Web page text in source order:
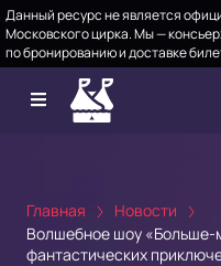
Данный ресурс не является
Московского цирка. Мы —
по бронированию и доставке
Главная
Новости
Волшебное шоу «Больше-
фантастических